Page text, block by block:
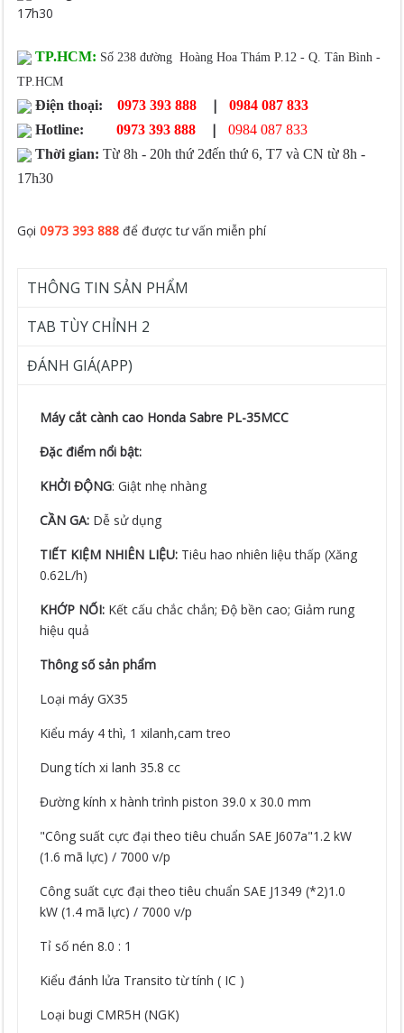
17h30
TP.HCM: Số 238 đường Hoàng Hoa Thám P.12 - Q. Tân Bình -
TP.HCM
Điện thoại: 0973 393 888 |
0984 087 833
Hotline:
0973 393 888 |
0984 087 833
Thời gian: Từ 8h - 20h thứ 2đến thứ 6, T7 và CN từ 8h -
17h30
Gọi0973 393 888 để được tư vấn miễn phí
THÔNG TIN SẢN PHẨM
TAB TÙY CHỈNH 2
ĐÁNH GIÁ(APP)
Máy cắt cành cao Honda Sabre PL-35MCC
Đặc điểm nổi bật:
KHỞI ĐỘNG: Giật nhẹ nhàng
CẦN GA: Dễ sử dụng
TIẾT KIỆM NHIÊN LIỆU: Tiêu hao nhiên liệu thấp (Xăng
0.62L/h)
KHỚP NỐI: Kết cấu chắc chắn; Độ bền cao; Giảm rung
hiệu quả
Thông số sản phẩm
Loại máy GX35
Kiểu máy 4 thì, 1 xilanh,cam treo
Dung tích xi lanh 35.8 cc
Đường kính x hành trình piston 39.0 x 30.0 mm
"Công suất cực đại theo tiêu chuẩn SAE J607a"1.2 kW
(1.6 mã lực) / 7000 v/p
Công suất cực đại theo tiêu chuẩn SAE J1349 (*2)1.0
kW (1.4 mã lực) / 7000 v/p
Tỉ số nén 8.0 : 1
Kiểu đánh lửa Transito từ tính ( IC )
Loại bugi CMR5H (NGK)